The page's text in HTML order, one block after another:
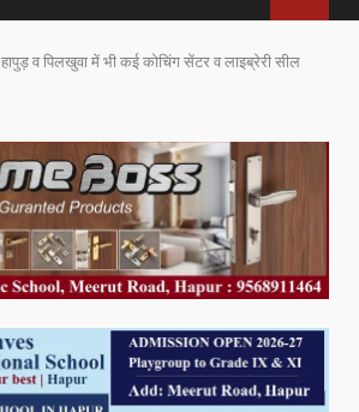
हापुड़ व पिलखुवा में भी कई कोचिंग सेंटर व लाइब्रेरी सील